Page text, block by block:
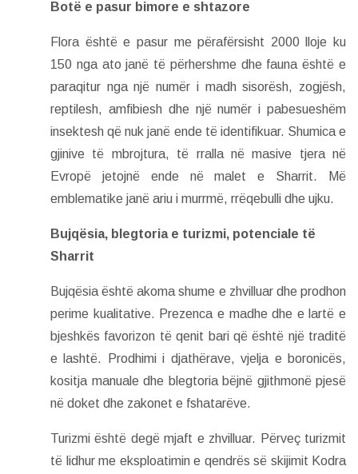
Botë e pasur bimore e shtazore
Flora është e pasur me përafërsisht 2000 lloje ku
150 nga ato janë të përhershme dhe fauna është e
paraqitur nga një numër i madh sisorësh, zogjësh,
reptilesh, amfibiesh dhe një numër i pabesueshëm
insektesh që nuk janë ende të identifikuar. Shumica e
gjinive të mbrojtura, të rralla në masive tjera në
Evropë jetojnë ende në malet e Sharrit. Më
emblematike janë ariu i murrmë, rrëqebulli dhe ujku.
Bujqësia, blegtoria e turizmi, potenciale të
Sharrit
Bujqësia është akoma shume e zhvilluar dhe prodhon
perime kualitative. Prezenca e madhe dhe e lartë e
bjeshkës favorizon të qenit bari që është një traditë
e lashtë. Prodhimi i djathërave, vjelja e boronicës,
kositja manuale dhe blegtoria bëjnë gjithmonë pjesë
në doket dhe zakonet e fshatarëve.
Turizmi është degë mjaft e zhvilluar. Përveç turizmit
të lidhur me eksploatimin e qendrës së skijimit Kodra